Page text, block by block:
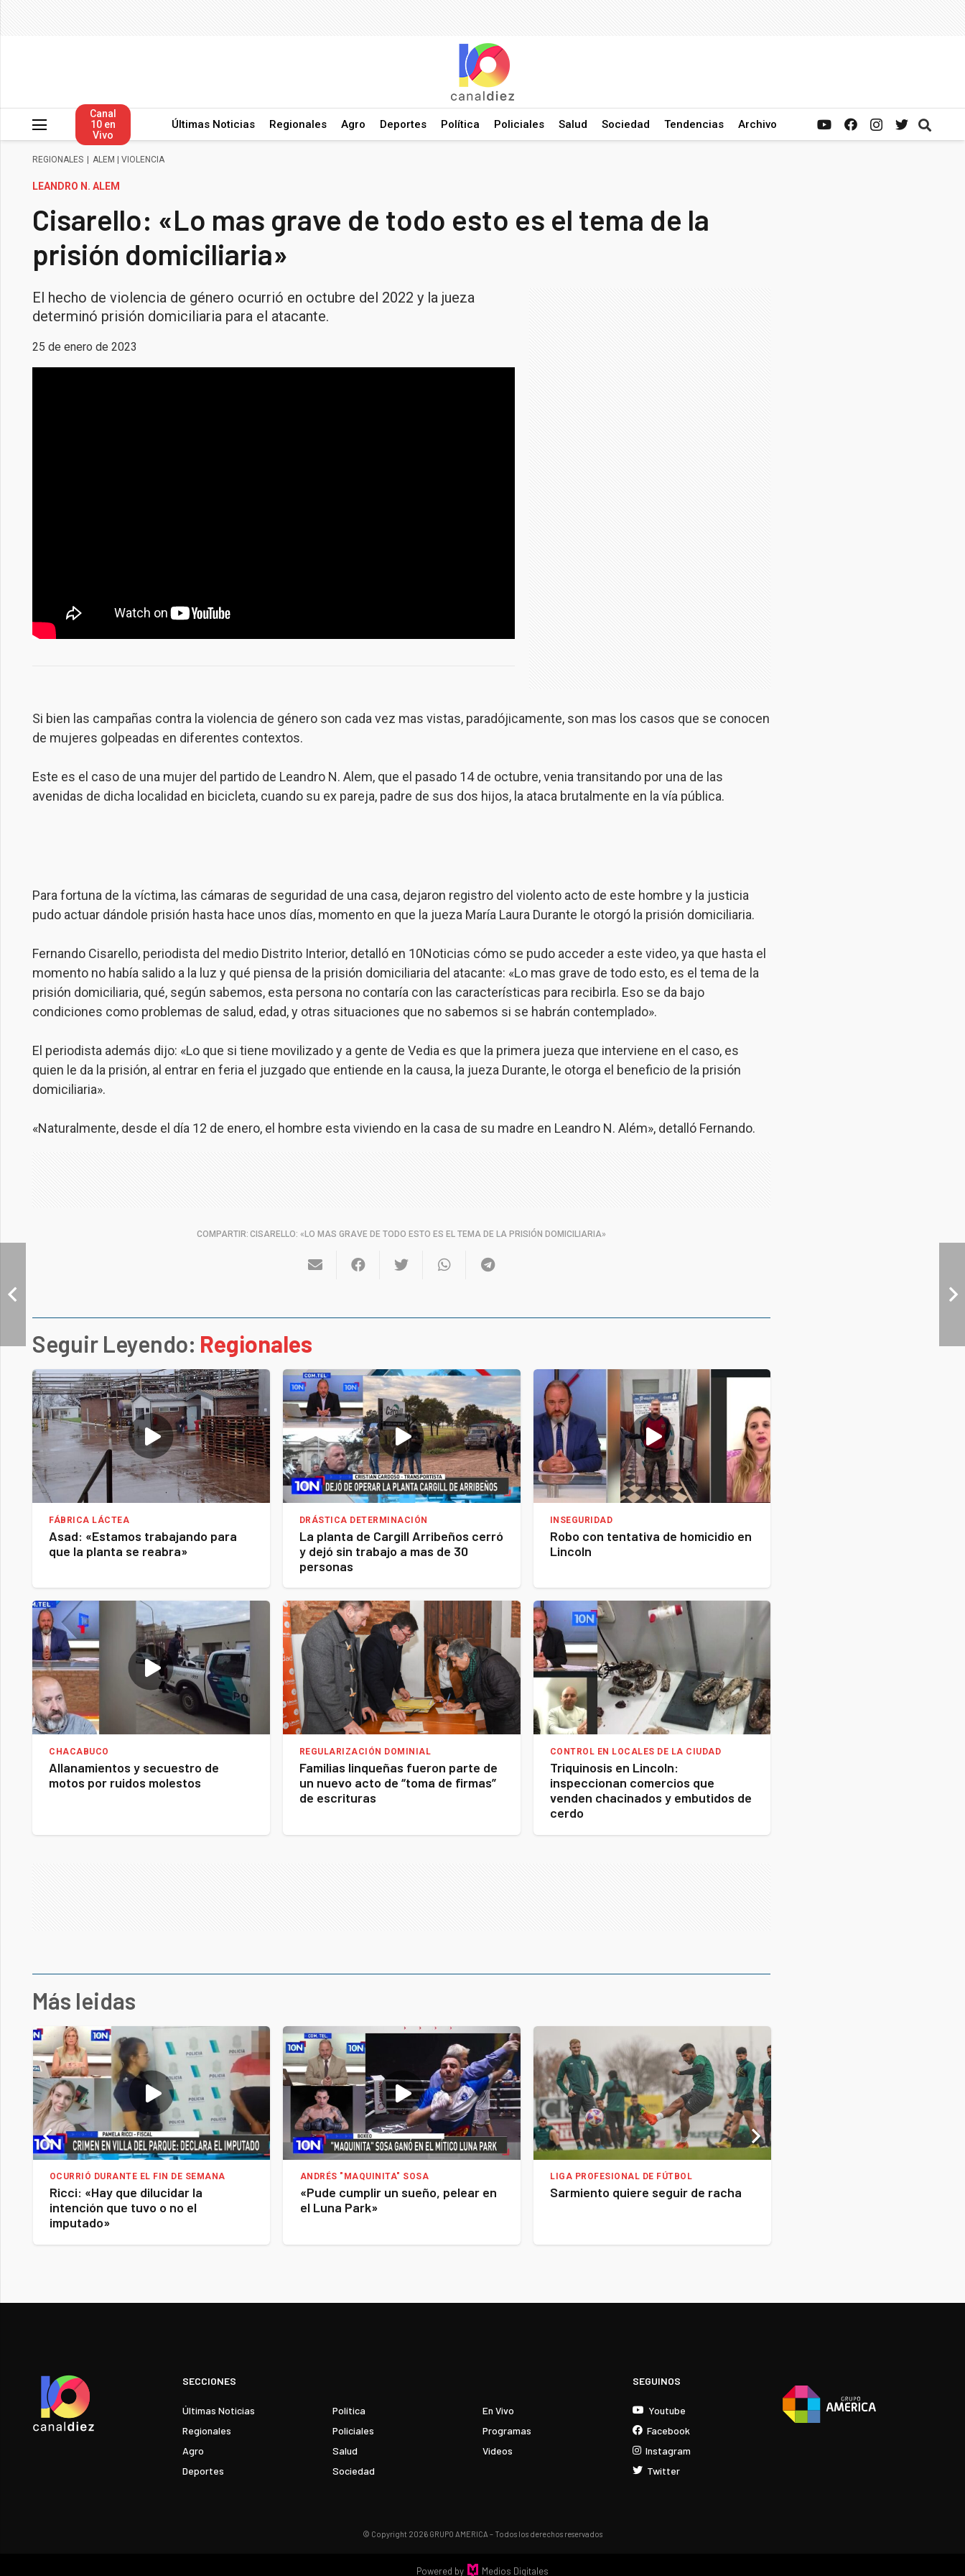
Canal
10 en
Vivo
Últimas Noticias Regionales Agro Deportes Política Policiales Salud Sociedad Tendencias Archivo
REGIONALES ALEM VIOLENCIA
LEANDRO N. ALEM
Cisarello: «Lo mas grave de todo esto es el tema de la
prisión domiciliaria»
El hecho de violencia de género ocurrió en octubre del 2022 y la jueza
determinó prisión domiciliaria para el atacante.
25 de enero de 2023
Si bien las campañas contra la violencia de género son cada vez mas vistas, paradójicamente, son mas los casos que se conocen
de mujeres golpeadas en diferentes contextos.
Este es el caso de una mujer del partido de Leandro N. Alem, que el pasado 14 de octubre, venia transitando por una de las
avenidas de dicha localidad en bicicleta, cuando su ex pareja, padre de sus dos hijos, la ataca brutalmente en la vía pública.
Para fortuna de la víctima, las cámaras de seguridad de una casa, dejaron registro del violento acto de este hombre y la justicia
pudo actuar dándole prisión hasta hace unos días, momento en que la jueza María Laura Durante le otorgó la prisión domiciliaria.
Fernando Cisarello, periodista del medio Distrito Interior, detalló en 10Noticias cómo se pudo acceder a este video, ya que hasta el
momento no había salido a la luz y qué piensa de la prisión domiciliaria del atacante: «Lo mas grave de todo esto, es el tema de la
prisión domiciliaria, qué, según sabemos, esta persona no contaría con las características para recibirla. Eso se da bajo
condiciones como problemas de salud, edad, y otras situaciones que no sabemos si se habrán contemplado».
El periodista además dijo: «Lo que si tiene movilizado y a gente de Vedia es que la primera jueza que interviene en el caso, es
quien le da la prisión, al entrar en feria el juzgado que entiende en la causa, la jueza Durante, le otorga el beneficio de la prisión
domiciliaria».
«Naturalmente, desde el día 12 de enero, el hombre esta viviendo en la casa de su madre en Leandro N. Além», detalló Fernando.
COMPARTIR: CISARELLO: «LO MAS GRAVE DE TODO ESTO ES EL TEMA DE LA PRISIÓN DOMICILIARIA»
Seguir Leyendo: Regionales
FÁBRICA LÁCTEA
Asad: «Estamos trabajando para
que la planta se reabra»
DRÁSTICA DETERMINACIÓN
La planta de Cargill Arribeños cerró
y dejó sin trabajo a mas de 30
personas
INSEGURIDAD
Robo con tentativa de homicidio en
Lincoln
CHACABUCO
Allanamientos y secuestro de
motos por ruidos molestos
REGULARIZACIÓN DOMINIAL
Familias linqueñas fueron parte de
un nuevo acto de “toma de firmas”
de escrituras
CONTROL EN LOCALES DE LA CIUDAD
Triquinosis en Lincoln:
inspeccionan comercios que
venden chacinados y embutidos de
cerdo
Más leidas
OCURRIÓ DURANTE EL FIN DE SEMANA
Ricci: «Hay que dilucidar la
intención que tuvo o no el
imputado»
ANDRÉS "MAQUINITA" SOSA
«Pude cumplir un sueño, pelear en
el Luna Park»
LIGA PROFESIONAL DE FÚTBOL
Sarmiento quiere seguir de racha
SECCIONES
Últimas Noticias
Regionales
Agro
Deportes
Política
Policiales
Salud
Sociedad
En Vivo
Programas
Videos
SEGUINOS
Youtube
Facebook
Instagram
Twitter
© Copyright 2026 GRUPO AMERICA – Todos los derechos reservados
Powered by Medios Digitales